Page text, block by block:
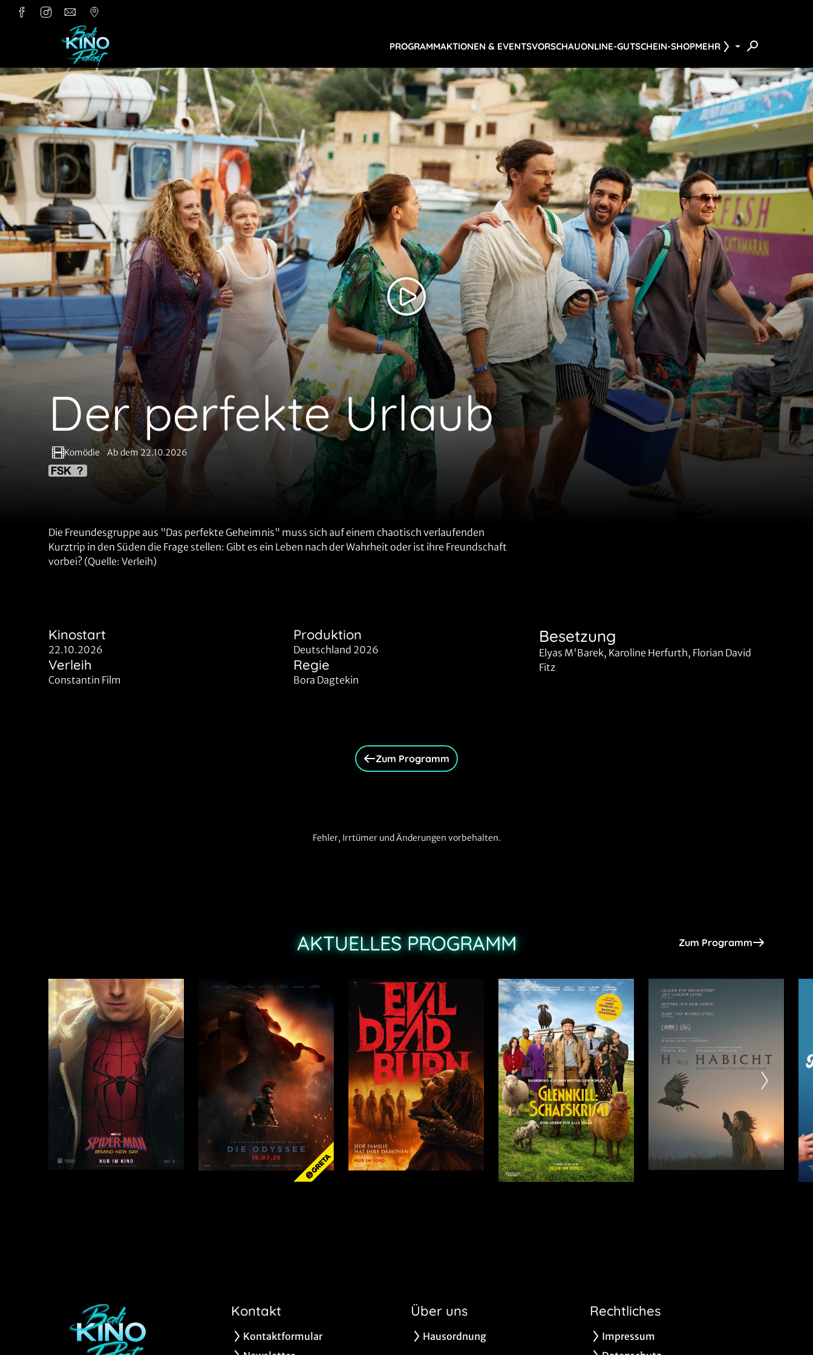
Zum Hauptinhalt springen
PROGRAMMAKTIONEN & EVENTSVORSCHAUONLINE-GUTSCHEIN-SHOPMEHR
Der perfekte Urlaub
Komödie Ab dem 22.10.2026
Die Freundesgruppe aus "Das perfekte Geheimnis" muss sich auf einem chaotisch verlaufenden
Kurztrip in den Süden die Frage stellen: Gibt es ein Leben nach der Wahrheit oder ist ihre Freundschaft
vorbei? (Quelle: Verleih)
Kinostart
22.10.2026
Produktion
Deutschland 2026
Verleih
Constantin Film
Regie
Bora Dagtekin
Besetzung
Elyas M'Barek, Karoline Herfurth, Florian David
Fitz
Zum Programm
Fehler, Irrtümer und Änderungen vorbehalten.
AKTUELLES PROGRAMM Zum Programm
Kontakt
Kontaktformular
Über uns
Hausordnung
Rechtliches
Impressum